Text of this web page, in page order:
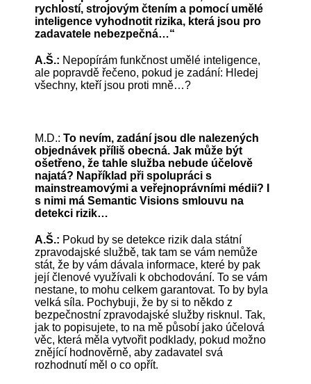
rychlostí, strojovým čtením a pomocí umělé
inteligence vyhodnotit rizika, která jsou pro
zadavatele nebezpečná…“
A.Š.: Nepopírám funkčnost umělé inteligence,
ale popravdě řečeno, pokud je zadání: Hledej
všechny, kteří jsou proti mně…?
M.D.: To nevím, zadání jsou dle nalezených
objednávek příliš obecná. Jak může být
ošetřeno, že tahle služba nebude účelově
najatá? Například při spolupráci s
mainstreamovými a veřejnoprávními médii? I
s nimi má Semantic Visions smlouvu na
detekci rizik…
A.Š.: Pokud by se detekce rizik dala státní
zpravodajské službě, tak tam se vám nemůže
stát, že by vám dávala informace, které by pak
její členové využívali k obchodování. To se vám
nestane, to mohu celkem garantovat. To by byla
velká síla. Pochybuji, že by si to někdo z
bezpečnostní zpravodajské služby risknul. Tak,
jak to popisujete, to na mě působí jako účelová
věc, která měla vytvořit podklady, pokud možno
znějící hodnověrně, aby zadavatel svá
rozhodnutí měl o co opřít.